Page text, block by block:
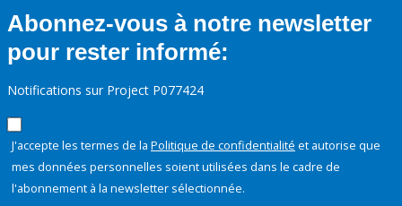
Abonnez-vous à notre newsletter
pour rester informé:
Notifications sur Project P077424
J'accepte les termes de la Politique de confidentialité et autorise que
mes données personnelles soient utilisées dans le cadre de
l'abonnement à la newsletter sélectionnée.